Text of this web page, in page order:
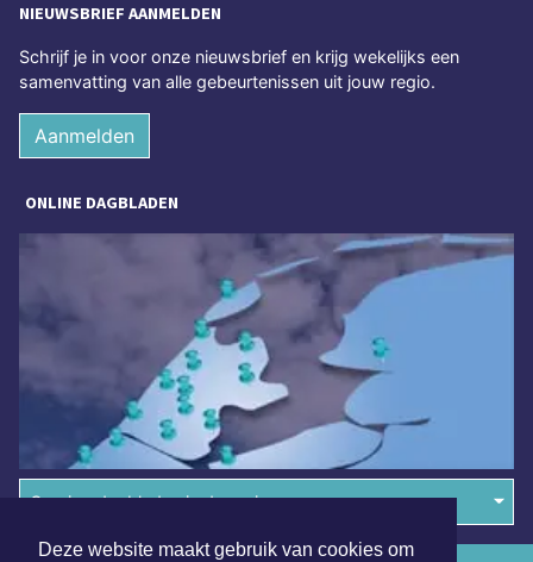
Deze website maakt gebruik van cookies om
NIEUWSBRIEF AANMELDEN
Schrijf je in voor onze nieuwsbrief en krijg wekelijks een
samenvatting van alle gebeurtenissen uit jouw regio.
Aanmelden
ONLINE DAGBLADEN
Overige dagbladen in de regio